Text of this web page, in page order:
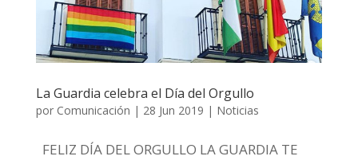
La Guardia celebra el Día del Orgullo
por Comunicación | 28 Jun 2019 | Noticias
‍ FELIZ DÍA DEL ORGULLO ‍️‍LA GUARDIA TE